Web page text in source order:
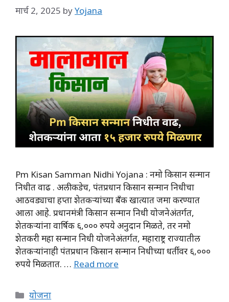
मार्च 2, 2025 byYojana
Pm Kisan Samman Nidhi Yojana : नमो किसान सन्मान
निधीत वाढ . अलीकडेच, पंतप्रधान किसान सन्मान निधीचा
आठवड्याचा हप्ता शेतकऱ्यांच्या बँक खात्यात जमा करण्यात
आला आहे. प्रधानमंत्री किसान सन्मान निधी योजनेअंतर्गत,
शेतकऱ्यांना वार्षिक ६,००० रुपये अनुदान मिळते, तर नमो
शेतकरी महा सन्मान निधी योजनेअंतर्गत, महाराष्ट्र राज्यातील
शेतकऱ्यांनाही पंतप्रधान किसान सन्मान निधीच्या धर्तीवर ६,०००
रुपये मिळतात. … Read more
Categories
योजना